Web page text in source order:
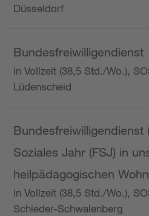
Düsseldorf
Bundesfreiwilligendienst
in Vollzeit (38,5 Std./Wo.),
Lüdenscheid
Bundesfreiwilligendienst
Soziales Jahr (FSJ) in
heilpädagogischen
in Vollzeit (38,5 Std./Wo.),
Schieder-Schwalenberg